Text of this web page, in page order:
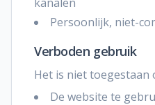
Persoonlijk, niet-
Verboden gebruik
Het is niet toegestaan
De website te